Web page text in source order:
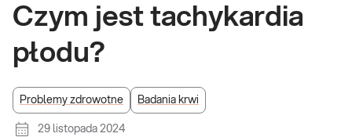
Czym jest tachykardia
płodu?
Problemy zdrowotne Badania krwi
29 listopada 2024